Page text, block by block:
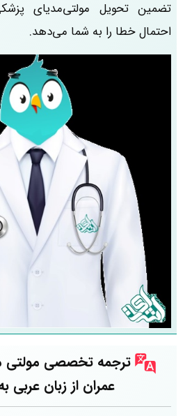
تضمین تحویل مولتی‌مدیای
احتمال خطا را به شما می‌دهد.
ترجمه تخصصی مولتی
عمراناز زبان عربی